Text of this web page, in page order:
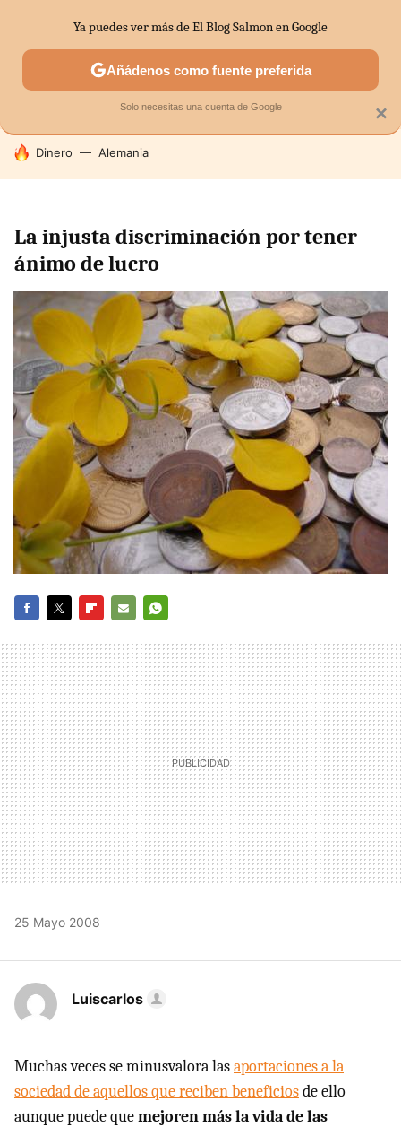
SECTORES ECONOMÍA DOMÉSTICA MERCADOS
HOY SE HABLA DE
Dinero Alemania
La injusta discriminación por tener
ánimo de lucro
MAIL
25 Mayo 2008
Luiscarlos
Muchas veces se minusvalora lasaportaciones a la
sociedad de aquellos que reciben beneficiosde ello
aunque puede quemejoren más la vida de las
×
Ya puedes ver más de El Blog Salmon en Google
Añádenos como fuente preferida
Solo necesitas una cuenta de Google